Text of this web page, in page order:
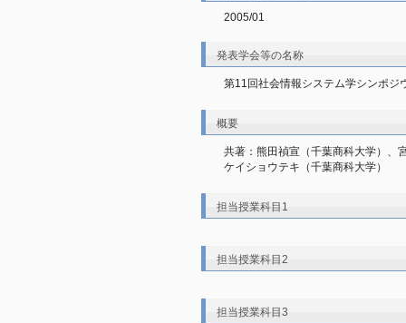
2005/01
発表学会等の名称
第11回社会情報システム学シンポジ
概要
共著：熊田禎宣（千葉商科大学）、
ケイショウテキ（千葉商科大学）
担当授業科目1
担当授業科目2
担当授業科目3